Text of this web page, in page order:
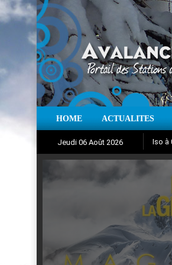
HOME ACTUALITES
Jeudi 06 Août 2026 Iso à
Nuit de la Glisse 2018